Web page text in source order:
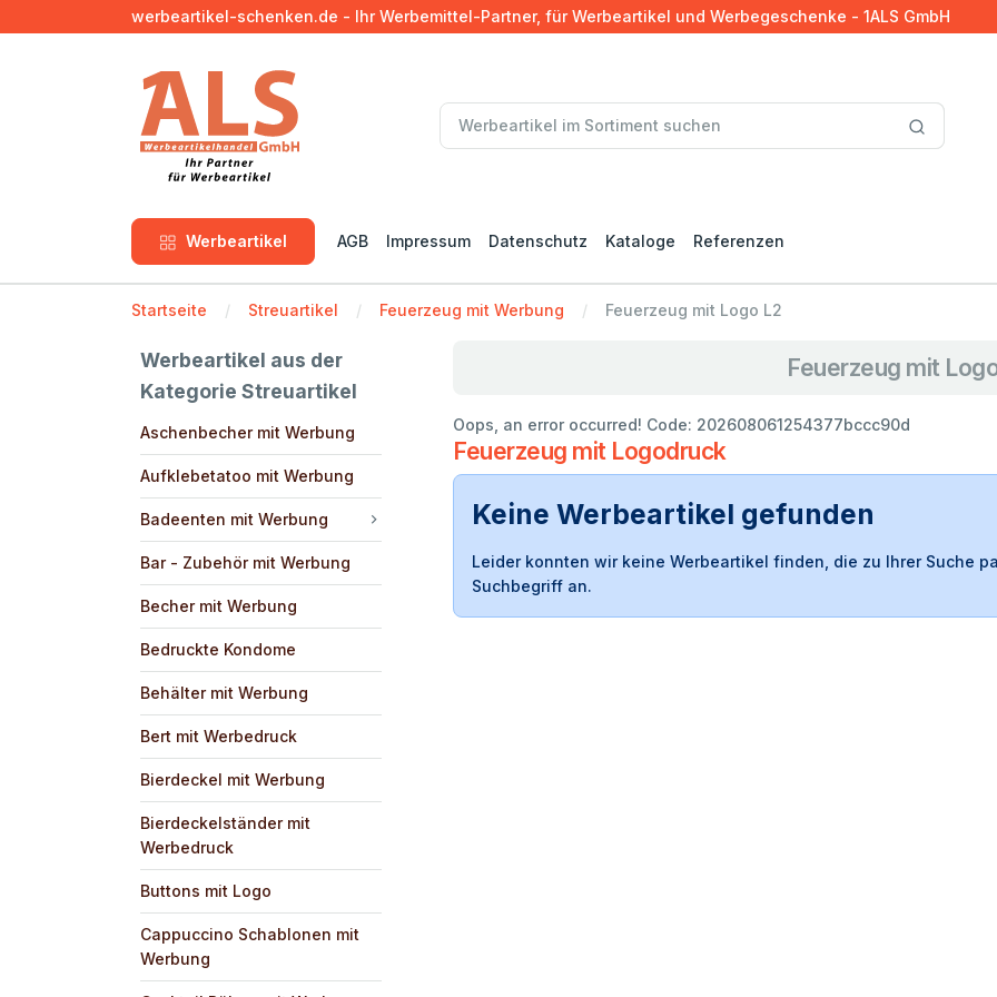
werbeartikel-schenken.de - Ihr Werbemittel-Partner, für Werbeartikel und Werbegeschenke - 1ALS GmbH
Werbeartikel AGB Impressum Datenschutz Kataloge Referenzen
Startseite Streuartikel Feuerzeug mit Werbung Feuerzeug mit Logo L2
Werbeartikel aus der
Kategorie Streuartikel
Aschenbecher mit Werbung
Aufklebetatoo mit Werbung
Badeenten mit Werbung
Bar - Zubehör mit Werbung
Becher mit Werbung
Bedruckte Kondome
Behälter mit Werbung
Bert mit Werbedruck
Bierdeckel mit Werbung
Bierdeckelständer mit
Werbedruck
Buttons mit Logo
Cappuccino Schablonen mit
Werbung
Feuerzeug mit
Oops, an error occurred! Code: 202608061254377bccc90d
Feuerzeug mit Logodruck
Keine Werbeartikel gefunden
Leider konnten wir keine Werbeartikel finden, die zu Ihrer Suche
Suchbegriff an.